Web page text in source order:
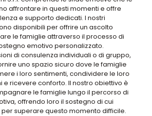
affrontare in questi momenti e offre
e supporto dedicati. I nostri
disponibili per offrire un ascolto
le famiglie attraverso il processo di
emotivo personalizzato.
di consulenza individuali o di gruppo,
uno spazio sicuro dove le famiglie
i loro sentimenti, condividere le loro
ricevere conforto. Il nostro obiettivo è
le famiglie lungo il percorso di
offrendo loro il sostegno di cui
superare questo momento difficile.